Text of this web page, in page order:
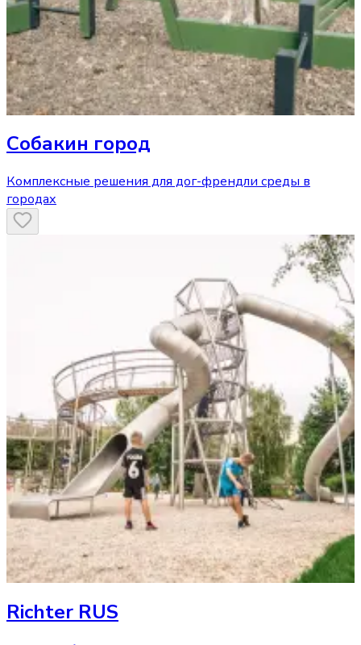
Собакин город
Комплексные решения для дог-френдли среды в
городах
Richter RUS